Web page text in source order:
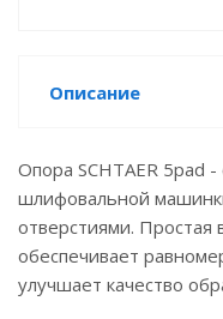
Описание
Опора SCHTAER 5pad
шлифовальной
отверстиями. Простая
обеспечивает
улучшает качество